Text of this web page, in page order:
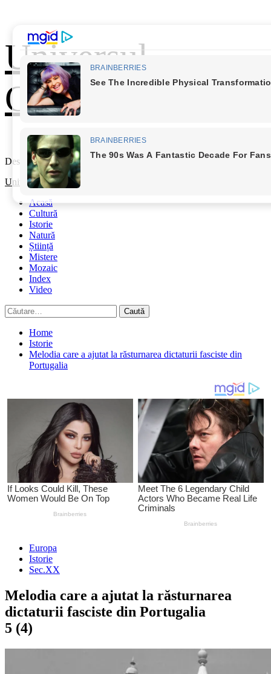
content
Universul
Cunoașterii
Descoperă Lumea
Primary
Universul Cunoașterii
Acasă
Cultură
Istorie
Natură
Știință
Mistere
Mozaic
Index
Video
Caută
după:
Home
Istorie
Melodia care a ajutat la răsturnarea dictaturii fasciste din
Portugalia
Europa
Istorie
Sec.XX
Melodia care a ajutat la răsturnarea
dictaturii fasciste din Portugalia
5 (4)